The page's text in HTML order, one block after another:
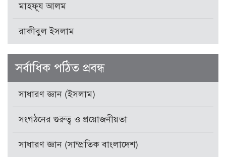
মাহফূয আলম
রাকীবুল ইসলাম
সর্বাধিক পঠিত প্রবন্ধ
সাধারণ জ্ঞান (ইসলাম)
সংগঠনের গুরুত্ব ও প্রয়োজনীয়তা
সাধারণ জ্ঞান (সাম্প্রতিক বাংলাদেশ)